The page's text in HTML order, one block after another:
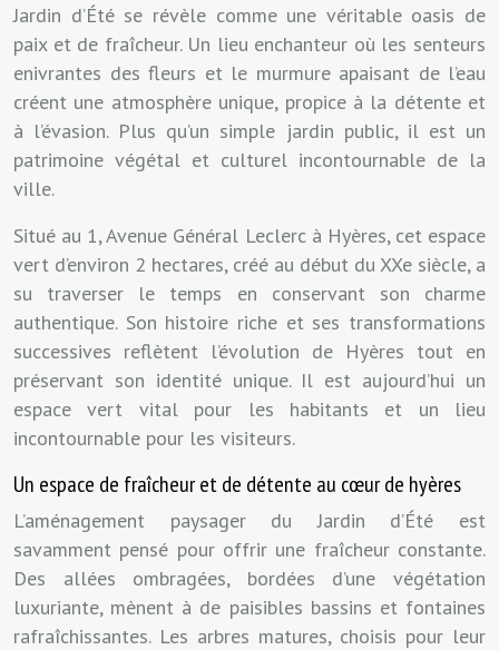
Jardin d’Été se révèle comme une véritable oasis de
paix et de fraîcheur. Un lieu enchanteur où les senteurs
enivrantes des fleurs et le murmure apaisant de l’eau
créent une atmosphère unique, propice à la détente et
à l’évasion. Plus qu’un simple jardin public, il est un
patrimoine végétal et culturel incontournable de la
ville.
Situé au 1, Avenue Général Leclerc à Hyères, cet espace
vert d’environ 2 hectares, créé au début du XXe siècle, a
su traverser le temps en conservant son charme
authentique. Son histoire riche et ses transformations
successives reflètent l’évolution de Hyères tout en
préservant son identité unique. Il est aujourd’hui un
espace vert vital pour les habitants et un lieu
incontournable pour les visiteurs.
Un espace de fraîcheur et de détente au cœur de hyères
L’aménagement paysager du Jardin d’Été est
savamment pensé pour offrir une fraîcheur constante.
Des allées ombragées, bordées d’une végétation
luxuriante, mènent à de paisibles bassins et fontaines
rafraîchissantes. Les arbres matures, choisis pour leur